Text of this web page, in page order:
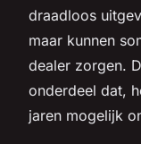
draadloos
maar kunnen
dealer zorgen.
onderdeel dat,
jaren mogelijk